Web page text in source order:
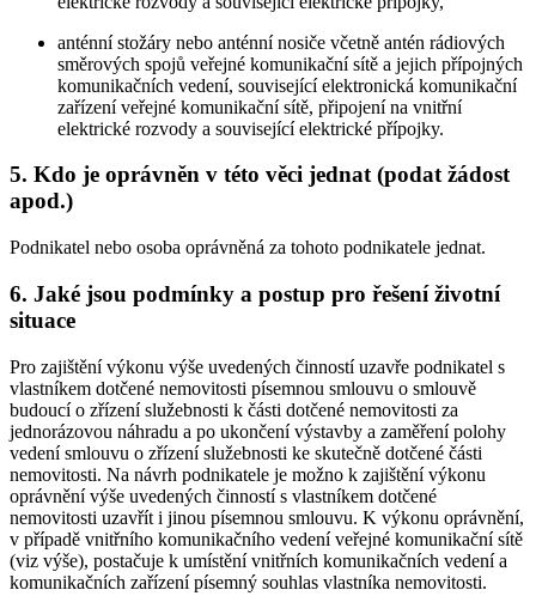
anténní stožáry nebo anténní nosiče včetně antén rádiových
směrových spojů veřejné komunikační sítě a jejich přípojných
komunikačních vedení, související elektronická komunikační
zařízení veřejné komunikační sítě, připojení na vnitřní
elektrické rozvody a související elektrické přípojky.
5. Kdo je oprávněn v této věci jednat (podat žádost
apod.)
Podnikatel nebo osoba oprávněná za tohoto podnikatele jednat.
6. Jaké jsou podmínky a postup pro řešení životní
situace
Pro zajištění výkonu výše uvedených činností uzavře podnikatel s
vlastníkem dotčené nemovitosti písemnou smlouvu o smlouvě
budoucí o zřízení služebnosti k části dotčené nemovitosti za
jednorázovou náhradu a po ukončení výstavby a zaměření polohy
vedení smlouvu o zřízení služebnosti ke skutečně dotčené části
nemovitosti. Na návrh podnikatele je možno k zajištění výkonu
oprávnění výše uvedených činností s vlastníkem dotčené
nemovitosti uzavřít i jinou písemnou smlouvu. K výkonu oprávnění,
v případě vnitřního komunikačního vedení veřejné komunikační sítě
(viz výše), postačuje k umístění vnitřních komunikačních vedení a
komunikačních zařízení písemný souhlas vlastníka nemovitosti.